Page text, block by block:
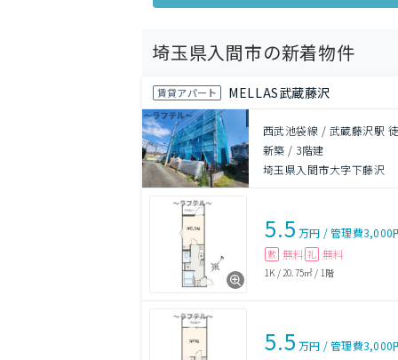
埼玉県入間市の新着物件
賃貸アパート MELLAS武蔵藤沢
西武池袋線 / 武蔵藤沢駅
新築 / 3階建
埼玉県入間市大字下藤沢
5.5 万円 /管理費3,000
敷 無料 礼 無料
1K / 20.75㎡ / 1階
5.5 万円 /管理費3,000